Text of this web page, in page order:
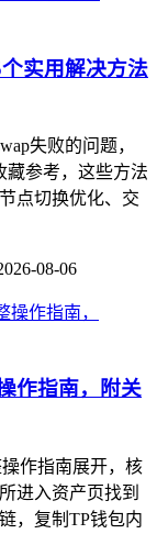
实用解决方法
失败的问题，
藏参考，这些方法
点切换优化、交
08-06
作指南，附关
作指南展开，核
进入资产页找到
，复制TP钱包内